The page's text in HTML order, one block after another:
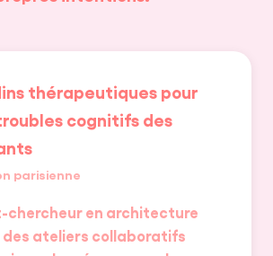
thérapeutiques pour
cognitifs des
parisienne
chercheur en architecture
ateliers collaboratifs